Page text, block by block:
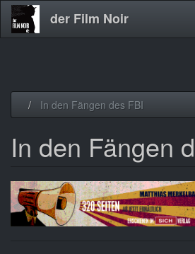
der Film Noir
In den Fängen des FBI
In den Fängen